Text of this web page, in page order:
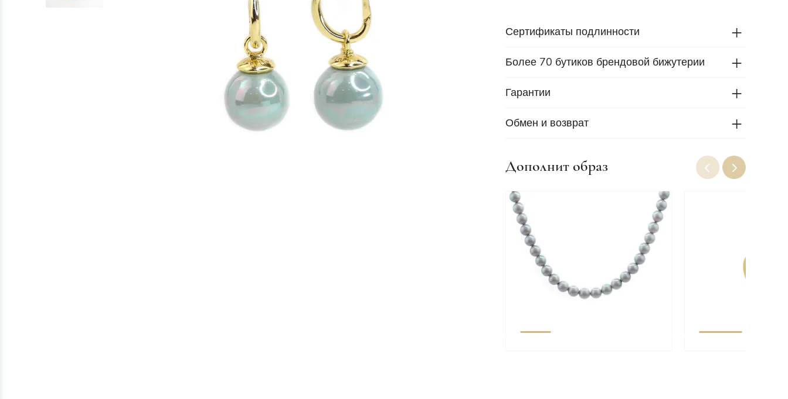
Сертификаты подлинности
Более 70 бутиков брендовой бижутерии
Гарантии
Обмен и возврат
Дополнит образ